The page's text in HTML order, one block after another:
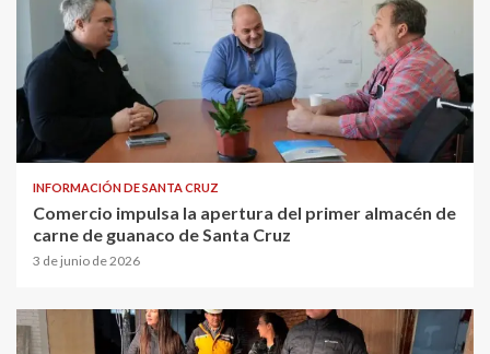
INFORMACIÓN DE SANTA CRUZ
Comercio impulsa la apertura del primer almacén de
carne de guanaco de Santa Cruz
3 de junio de 2026